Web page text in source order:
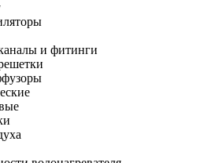
и фитинги